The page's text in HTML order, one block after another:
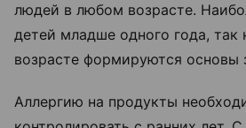
людей в любом возрасте.
детей младше одного года, так
возрасте формируются основы
Аллергию на продукты